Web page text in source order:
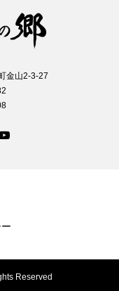
金山2-3-27
Reserved